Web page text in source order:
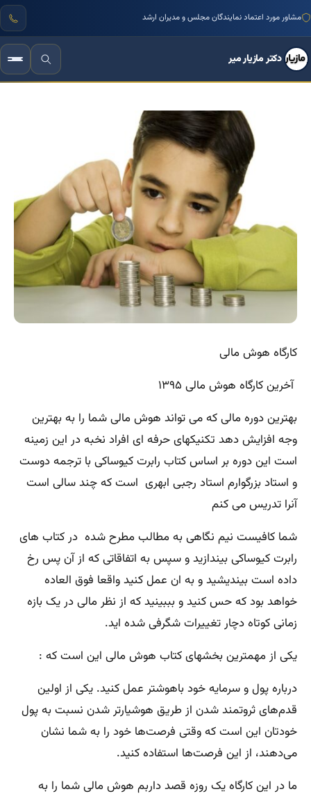
مشاور مورد اعتماد نمایندگان مجلس و مدیران ارشد
دکتر مازیار میر
کارگاه هوش مالی
آخرین کارگاه هوش مالی ۱۳۹۵
بهترین دوره مالی که می تواند هوش مالی شما را به بهترین
وجه افزایش دهد تکنیکهای حرفه ای افراد نخبه در این زمینه
است این دوره بر اساس کتاب رابرت کیوساکی با ترجمه دوست
و استاد بزرگوارم استاد رجبی ابهری است که چند سالی است
آنرا تدریس می کنم
شما کافیست نیم نگاهی به مطالب مطرح شده در کتاب های
رابرت کیوساکی بیندازید و سپس به اتفاقاتی که از آن پس رخ
داده است بیندیشید و به ان عمل کنید واقعا فوق العاده
خواهد بود که حس کنید و بببینید که از نظر مالی در یک بازه
زمانی کوتاه دچار تغییرات شگرفی شده اید.
یکی از مهمترین بخشهای کتاب هوش مالی این است که :
درباره پول و سرمایه خود باهوشتر عمل کنید. یکی از اولین
قدم‌های ثروتمند شدن از طریق هوشیارتر شدن نسبت به پول
خودتان این است که وقتی فرصت‌ها خود را به شما نشان
می‌دهند، از این فرصت‌ها استفاده کنید.
ما در این کارگاه یک روزه قصد داربم هوش مالی شما را به